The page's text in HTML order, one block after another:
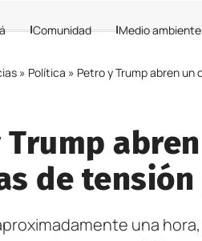
Comunidad Medio ambiente
» Política » Petro y Trump abren
Trump
de
una